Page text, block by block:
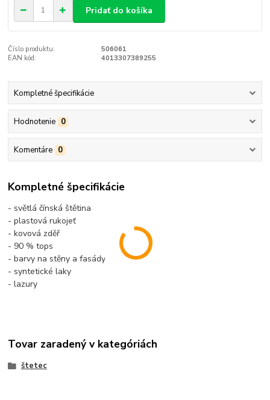
Pridať do košíka
Číslo produktu:
506061
EAN kód:
4013307389255
Kompletné špecifikácie
Hodnotenie 0
Komentáre 0
Kompletné špecifikácie
- světlá čínská štětina
- plastová rukojeť
- kovová zděř
- 90 % tops
- barvy na stěny a fasády
- syntetické laky
- lazury
Tovar zaradený v kategóriách
štetec